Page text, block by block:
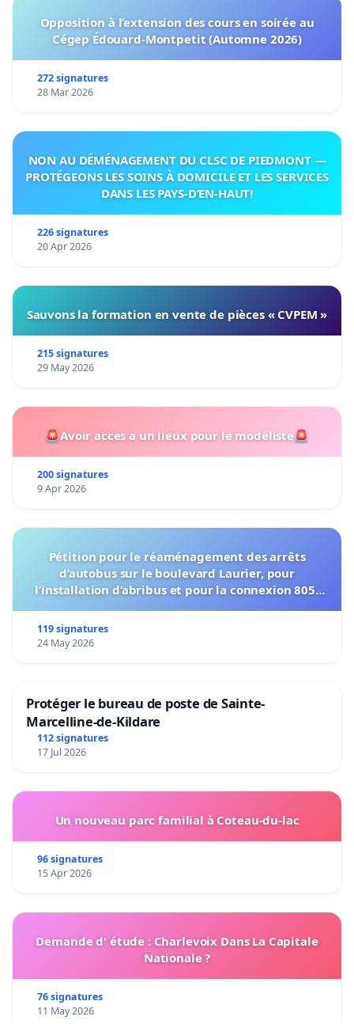
Opposition à l’extension des cours en soirée au
Cégep Édouard-Montpetit (Automne 2026)
272 signatures
28 Mar 2026
NON AU DÉMÉNAGEMENT DU CLSC DE PIEDMONT —
PROTÉGEONS LES SOINS À DOMICILE ET LES SERVICES
DANS LES PAYS-D’EN-HAUT!
226 signatures
20 Apr 2026
Sauvons la formation en vente de pièces « CVPEM »
215 signatures
29 May 2026
🚨Avoir acces a un lieux pour le modéliste🚨
200 signatures
9 Apr 2026
Pétition pour le réaménagement des arrêts
d’autobus sur le boulevard Laurier, pour
l’installation d’abribus et pour la connexion 805-
119 signatures
24 May 2026
Protéger le bureau de poste de Sainte-
Marcelline-de-Kildare
112 signatures
17 Jul 2026
Un nouveau parc familial à Coteau-du-lac
96 signatures
15 Apr 2026
Demande d' étude : Charlevoix Dans La Capitale
Nationale ?
76 signatures
11 May 2026